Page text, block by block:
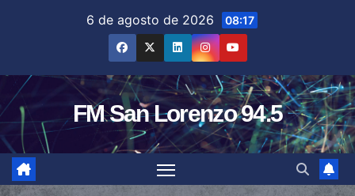
6 de agosto de 2026 08:17
FM San Lorenzo 94.5